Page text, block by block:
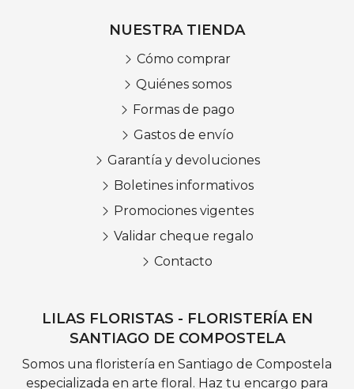
LILAS FLORISTAS - FLORISTERÍA EN
SANTIAGO DE COMPOSTELA
Somos una floristería en Santiago de Compostela
especializada en arte floral. Haz tu encargo para
NUESTRA TIENDA
Cómo comprar
Quiénes somos
Formas de pago
Gastos de envío
Garantía y devoluciones
Boletines informativos
Promociones vigentes
Validar cheque regalo
Contacto